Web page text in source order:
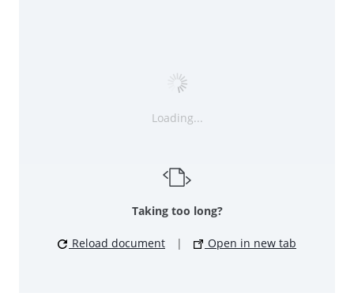
Loading...
Taking too long?
Reload document | Open in new tab